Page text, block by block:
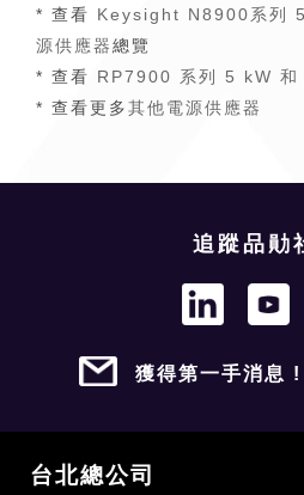
* 查看 Keysight N8900系列
源供應器總覽
* 查看 RP7900 系列 5 kW 和
* 查看更多其他電源供應器
追蹤品勛
獲得第一手消息 !
台北總公司